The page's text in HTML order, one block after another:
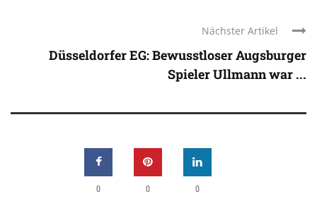
Nächster Artikel
Düsseldorfer EG: Bewusstloser Augsburger
Spieler Ullmann war ...
0 0 0